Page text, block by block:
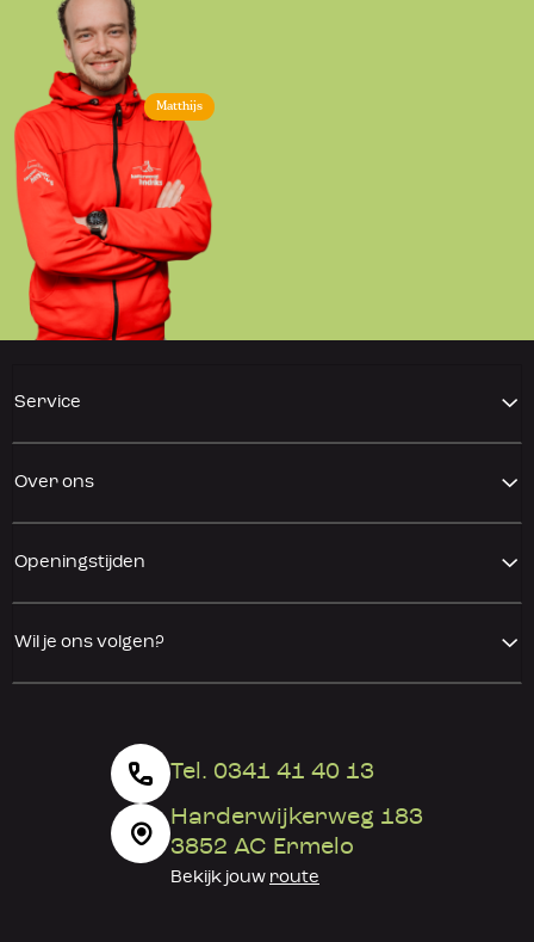
Matthijs
Service
Over ons
Openingstijden
Wil je ons volgen?
Tel. 0341 41 40 13
Harderwijkerweg 183
3852 AC Ermelo
Bekijk jouw route